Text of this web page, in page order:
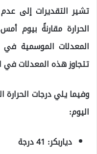
تشير التقديرات إلى
الحرارة مقارنةً بيوم
المعدلات الموسمية في
تتجاوز هذه المعدلات في
وفيما يلي درجات الحرارة
اليوم:
دياربكر: 41 درجة